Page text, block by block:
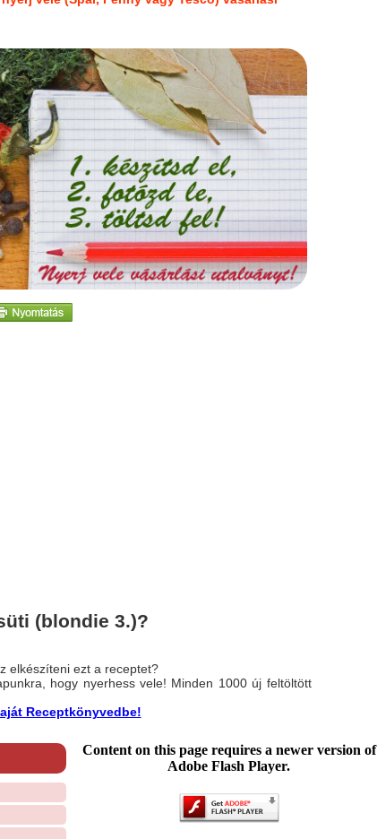
(blondie 3.)?
elkészíteni ezt a receptet?
hogy nyerhess vele! Minden 1000 új feltöltött
Receptkönyvedbe!
Content on this page requires a newer version of
Adobe Flash Player.